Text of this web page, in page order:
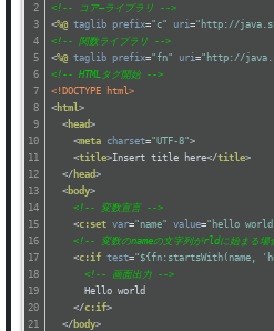
<!-- コア―ライブラリ -->
<%@ taglib prefix="c" uri ="http://
<!-- 関数ライブラリ -->
<%@ taglib prefix="fn" uri ="http://
<!-- HTMLタグ開始 -->
<!DOCTYPE html>
< html >
< head>
<meta charset="UTF-8">
<title>Insert title here</title>
</ head>
< body>
<!-- 変数宣言 -->
<c:set var="name" value="hello
<!-- 変数のnameの文字列がrldに始まる
<c:if test="${fn:startsWith(name,
<!-- 画面出力 -->
      Hello world
</c:if>
</ body>